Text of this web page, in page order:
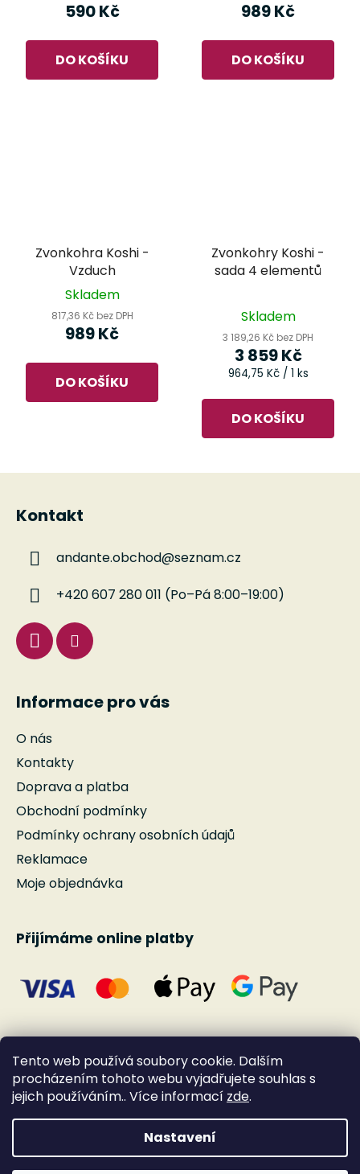
Tento web používá soubory cookie. Dalším
procházením tohoto webu vyjadřujete souhlas s
jejich používáním.. Více informací zde.
Nastavení
590 Kč
DO KOŠÍKU
989 Kč
DO KOŠÍKU
Zvonkohra Koshi -
Vzduch
Skladem
817,36 Kč bez DPH
989 Kč
DO KOŠÍKU
Zvonkohry Koshi -
sada 4 elementů
hodnocení
produktu
je
z
Skladem
3 189,26 Kč bez DPH
3 859 Kč
Měrná
964,75 Kč / 1 ks
DO KOŠÍKU
Kontakt
andante.obchod@seznam.cz
+420 607 280 011 (Po–Pá 8:00–19:00)
Informace pro vás
O nás
Kontakty
Doprava a platba
Obchodní podmínky
Podmínky ochrany osobních údajů
Reklamace
Moje objednávka
Přijímáme online platby